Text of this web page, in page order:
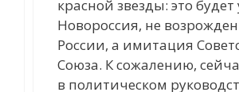
красной звезды: это будет
Новороссия, не
России, а имитация
Союза. К сожалению,
в политическом